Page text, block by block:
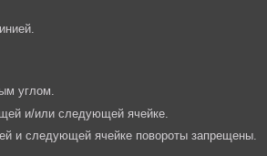
углом.
и/или следующей ячейке.
и следующей ячейке повороты запрещены.